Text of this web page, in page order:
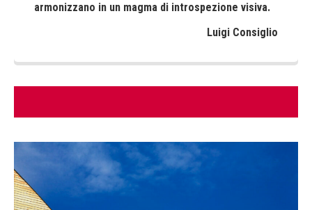
armonizzano in un magma di introspezione visiva.
Luigi Consiglio